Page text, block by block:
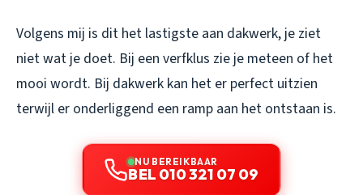
Volgens mij is dit het lastigste aan dakwerk, je ziet
niet wat je doet. Bij een verfklus zie je meteen of het
mooi wordt. Bij dakwerk kan het er perfect uitzien
terwijl er onderliggend een ramp aan het ontstaan is.
NU BEREIKBAAR
BEL 010 321 07 09